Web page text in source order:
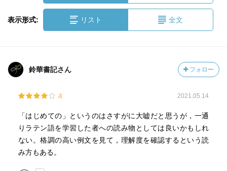
表示形式: リスト 全文
鈴華書記さん フォロー
4 2021.05.14
「はじめての」というのはさすがに大嘘だと思うが，一通
りラテン語を学習した者への読み物としては良いかもしれ
ない。格調の高い例文を見て，理解度を確認するという読
み方もある。